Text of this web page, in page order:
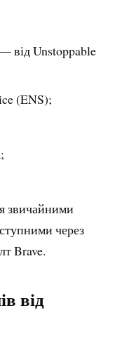
від Unstoppable
(ENS);
звичайними
через
Brave.
від